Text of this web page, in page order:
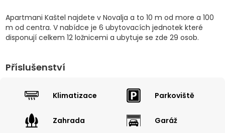
Apartmani Kaštel najdete v Novalja a to 10 m od more a 100
m od centra. V nabídce je 6 ubytovacích jednotek které
disponují celkem 12 ložnicemi a ubytuje se zde 29 osob.
Příslušenství
Klimatizace Parkoviště
Zahrada Garáž